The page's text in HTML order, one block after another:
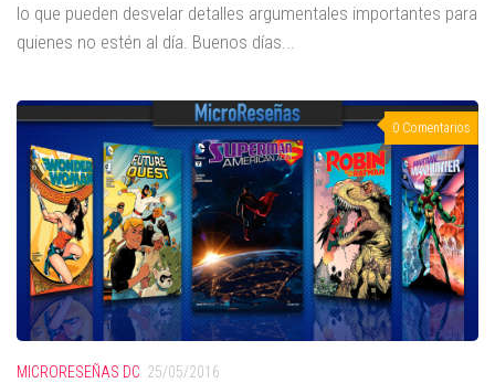
lo que pueden desvelar detalles argumentales importantes para
quienes no estén al día. Buenos días...
0 Comentarios
MICRORESEÑAS DC 25/05/2016